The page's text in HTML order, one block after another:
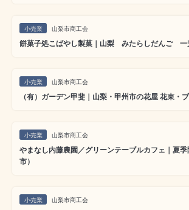
小売業 山梨市商工会
餅菓子処こばやし製菓｜山梨 みたらしだんご 一
小売業 山梨市商工会
（有）ガーデン甲斐｜山梨・甲州市の花屋 花束・
小売業 山梨市商工会
やまなし内藤農園／グリーンテーブルカフェ｜夏
市）
小売業 山梨市商工会